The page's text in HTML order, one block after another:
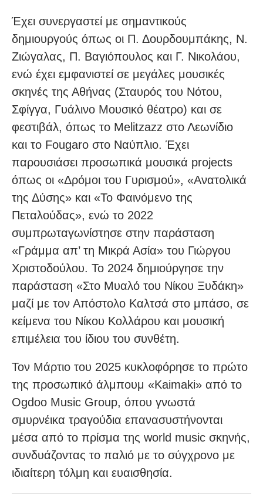
Έχει συνεργαστεί με σημαντικούς
δημιουργούς όπως οι Π. Δουρδουμπάκης, Ν.
Ζιώγαλας, Π. Βαγιόπουλος και Γ. Νικολάου,
ενώ έχει εμφανιστεί σε μεγάλες μουσικές
σκηνές της Αθήνας (Σταυρός του Νότου,
Σφίγγα, Γυάλινο Μουσικό θέατρο) και σε
φεστιβάλ, όπως το Melitzazz στο Λεωνίδιο
και το Fougaro στο Ναύπλιο. Έχει
παρουσιάσει προσωπικά μουσικά projects
όπως οι «Δρόμοι του Γυρισμού», «Ανατολικά
της Δύσης» και «Το Φαινόμενο της
Πεταλούδας», ενώ το 2022
συμπρωταγωνίστησε στην παράσταση
«Γράμμα απ’ τη Μικρά Ασία» του Γιώργου
Χριστοδούλου. Το 2024 δημιούργησε την
παράσταση «Στο Μυαλό του Νίκου Ξυδάκη»
μαζί με τον Απόστολο Καλτσά στο μπάσο, σε
κείμενα του Νίκου Κολλάρου και μουσική
επιμέλεια του ίδιου του συνθέτη.
Τον Μάρτιο του 2025 κυκλοφόρησε το πρώτο
της προσωπικό άλμπουμ «Kaimaki» από το
Ogdoo Music Group, όπου γνωστά
σμυρνέικα τραγούδια επανασυστήνονται
μέσα από το πρίσμα της world music σκηνής,
συνδυάζοντας το παλιό με το σύγχρονο με
ιδιαίτερη τόλμη και ευαισθησία.